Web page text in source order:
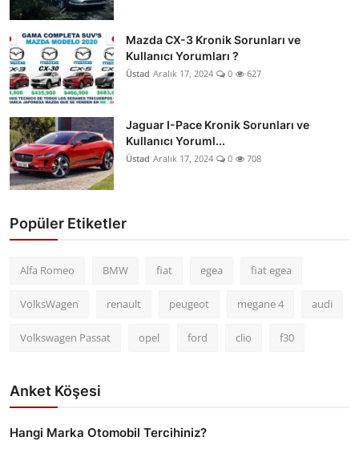
Mazda CX-3 Kronik Sorunları ve
Kullanıcı Yorumları ?
Üstad Aralık 17, 2024 0 627
Jaguar I-Pace Kronik Sorunları ve
Kullanıcı Yoruml...
Üstad Aralık 17, 2024 0 708
Popüler Etiketler
Alfa Romeo BMW fiat egea fiat egea
VolksWagen renault peugeot megane 4 audi
Volkswagen Passat opel ford clio f30
Anket Köşesi
Hangi Marka Otomobil Tercihiniz?